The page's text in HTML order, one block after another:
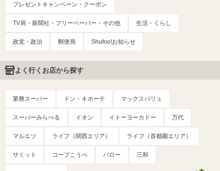
プレゼントキャンペーン・クーポン
TV局・新聞社・フリーペーパー・その他 生活・くらし
政党・政治 郵便局 Shufoo!お知らせ
よく行くお店から探す
業務スーパー ドン・キホーテ マックスバリュ
スーパーみらべる イオン イトーヨーカドー 万代
マルエツ ライフ（関西エリア） ライフ（首都圏エリア）
サミット コープこうべ バロー 三和